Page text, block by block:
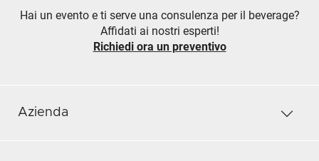
Hai un evento e ti serve una consulenza per il beverage?
Affidati ai nostri esperti!
Richiedi ora un preventivo
Azienda